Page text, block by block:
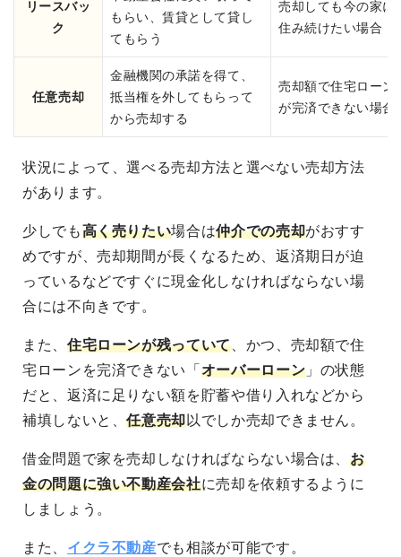
リースバッ
ク
もらい、賃貸として貸し
てもらう
売却しても今の家に
住み続けたい場合
任意売却
金融機関の承諾を得て、
抵当権を外してもらって
から売却する
売却額で住宅ローン
が完済できない場合
状況によって、選べる売却方法と選べない売却方法
があります。
少しでも高く売りたい場合は仲介での売却がおすす
めですが、売却期間が長くなるため、返済期日が迫
っているなどですぐに現金化しなければならない場
合には不向きです。
また、 住宅ローンが残っていて、かつ、売却額で住
宅ローンを完済できない「 オーバーローン 」の状態
だと、返済に足りない額を貯蓄や借り入れなどから
補填しないと、任意売却以でしか売却できません。
借金問題で家を売却しなければならない場合は、お
金の問題に強い不動産会社に売却を依頼するように
しましょう。
また、 イクラ不動産でも相談が可能です。